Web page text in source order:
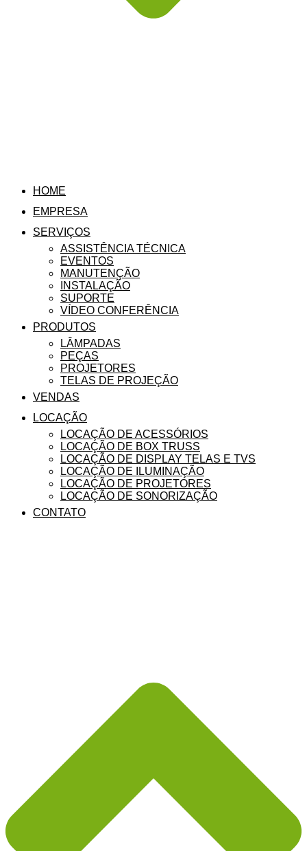
HOME
EMPRESA
SERVIÇOS
ASSISTÊNCIA TÉCNICA
EVENTOS
MANUTENÇÃO
INSTALAÇÃO
SUPORTE
VÍDEO CONFERÊNCIA
PRODUTOS
LÂMPADAS
PEÇAS
PROJETORES
TELAS DE PROJEÇÃO
VENDAS
LOCAÇÃO
LOCAÇÃO DE ACESSÓRIOS
LOCAÇÃO DE BOX TRUSS
LOCAÇÃO DE DISPLAY TELAS E TVS
LOCAÇÃO DE ILUMINAÇÃO
LOCAÇÃO DE PROJETORES
LOCAÇÃO DE SONORIZAÇÃO
CONTATO